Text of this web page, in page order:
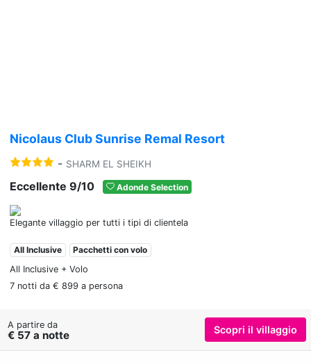
Nicolaus Club Sunrise Remal Resort
- SHARM EL SHEIKH
Eccellente 9/10 Adonde Selection
Elegante villaggio per tutti i tipi di clientela
All Inclusive
Pacchetti con volo
All Inclusive + Volo
7 notti da € 899 a persona
A partire da
€ 57 a notte Scopri il villaggio